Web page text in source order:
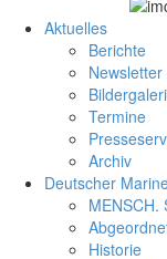
Aktuelles
Berichte
Newsletter
Termine
Archiv
Deutscher
MENSCH.
Historie